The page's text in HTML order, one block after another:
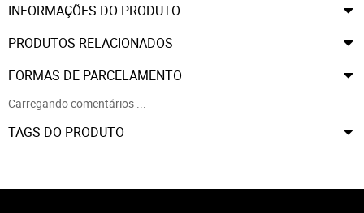
INFORMAÇÕES DO PRODUTO
PRODUTOS RELACIONADOS
FORMAS DE PARCELAMENTO
Carregando comentários ...
TAGS DO PRODUTO